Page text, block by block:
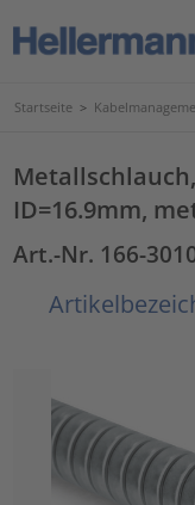
Startseite >
ID=16.9mm,
Art.-Nr. 166-